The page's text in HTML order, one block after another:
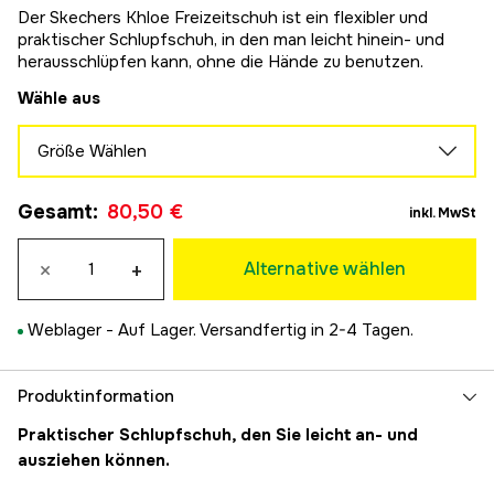
Der Skechers Khloe Freizeitschuh ist ein flexibler und
praktischer Schlupfschuh, in den man leicht hinein- und
herausschlüpfen kann, ohne die Hände zu benutzen.
Wähle aus
Größe Wählen
80,50 €
37
80,50 €
39
80,50 €
40
41
80,50 €
Gesamt: 80,50 € inkl. MwSt
× + Alternative wählen
Weblager - Auf Lager. Versandfertig in 2-4 Tagen.
Produktinformation
Praktischer Schlupfschuh, den Sie leicht an- und
ausziehen können.